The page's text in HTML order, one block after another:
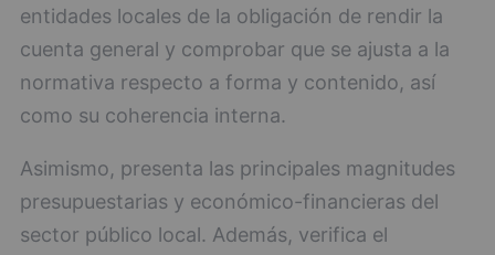
entidades locales de la obligación de rendir la
cuenta general y comprobar que se ajusta a la
normativa respecto a forma y contenido, así
como su coherencia interna.
Asimismo, presenta las principales magnitudes
presupuestarias y económico-financieras del
sector público local. Además, verifica el